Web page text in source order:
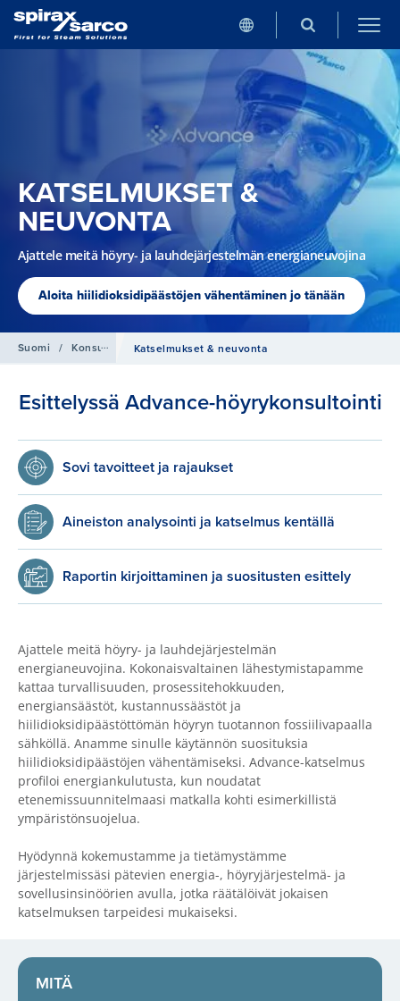
KATSELMUKSET &
NEUVONTA
Ajattele meitä höyry- ja lauhdejärjestelmän energianeuvojina
Aloita hiilidioksidipäästöjen vähentäminen jo tänään
Suomi / KonsultointiKatselmukset & neuvonta
Esittelyssä Advance-höyrykonsultointi
Sovi tavoitteet ja rajaukset
Aineiston analysointi ja katselmus kentällä
Raportin kirjoittaminen ja suositusten esittely
Ajattele meitä höyry- ja lauhdejärjestelmän
energianeuvojina. Kokonaisvaltainen lähestymistapamme
kattaa turvallisuuden, prosessitehokkuuden,
energiansäästöt, kustannussäästöt ja
hiilidioksidipäästöttömän höyryn tuotannon fossiilivapaalla
sähköllä. Anamme sinulle käytännön suosituksia
hiilidioksidipäästöjen vähentämiseksi. Advance-katselmus
profiloi energiankulutusta, kun noudatat
etenemissuunnitelmaasi matkalla kohti esimerkillistä
ympäristönsuojelua.
Hyödynnä kokemustamme ja tietämystämme
järjestelmissäsi pätevien energia-, höyryjärjestelmä- ja
sovellusinsinöörien avulla, jotka räätälöivät jokaisen
katselmuksen tarpeidesi mukaiseksi.
MITÄ